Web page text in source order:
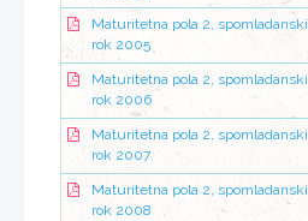
Maturitetna pola 2, spomladanski
rok 2005
Maturitetna pola 2, spomladanski
rok 2006
Maturitetna pola 2, spomladanski
rok 2007
Maturitetna pola 2, spomladanski
rok 2008